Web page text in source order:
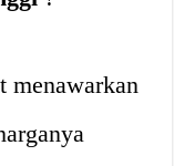
menawarkan